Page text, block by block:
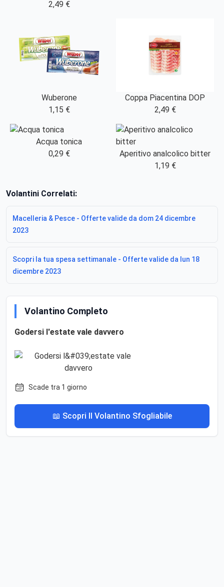
2,49 €
Wuberone
1,15 €
Coppa Piacentina DOP
2,49 €
Acqua tonica
0,29 €
Aperitivo analcolico bitter
1,19 €
Volantini Correlati:
Macelleria & Pesce - Offerte valide da dom 24 dicembre
2023
Scopri la tua spesa settimanale - Offerte valide da lun 18
dicembre 2023
Volantino Completo
Godersi l'estate vale davvero
Scade tra 1 giorno
📖 Scopri Il Volantino Sfogliabile